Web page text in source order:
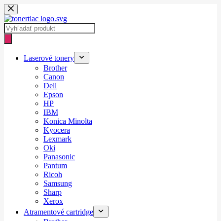
Skip
to
content
Products
search
Laserové tonery
Brother
Canon
Dell
Epson
HP
IBM
Konica Minolta
Kyocera
Lexmark
Oki
Panasonic
Pantum
Ricoh
Samsung
Sharp
Xerox
Atramentové cartridge